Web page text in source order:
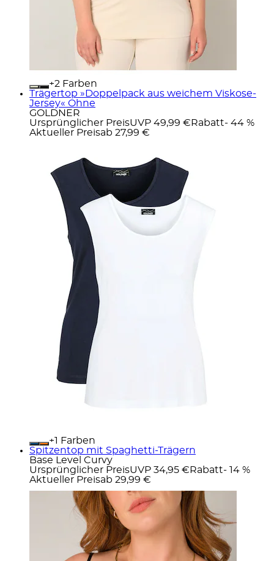
+
Farben
Trägertop »Doppelpack aus weichem Viskose-
Jersey« Ohne
GOLDNER
Ursprünglicher PreisUVP 49,99 € Rabatt- 44 %
Aktueller Preisab 27,99 €
+
Farben
Spitzentop mit Spaghetti-Trägern
Base Level Curvy
Ursprünglicher PreisUVP 34,95 € Rabatt- 14 %
Aktueller Preisab 29,99 €